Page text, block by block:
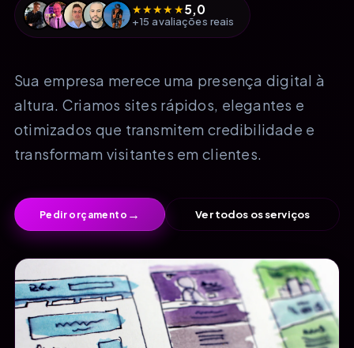
★★★★★5,0
+15 avaliações reais
Sua empresa merece uma presença digital à
altura. Criamos sites rápidos, elegantes e
otimizados que transmitem credibilidade e
transformam visitantes em clientes.
Pedir orçamento → Ver todos os serviços